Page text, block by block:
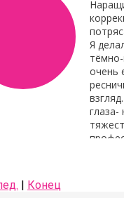
Я
очень
глаза-
коррекцию бровей-
Конец